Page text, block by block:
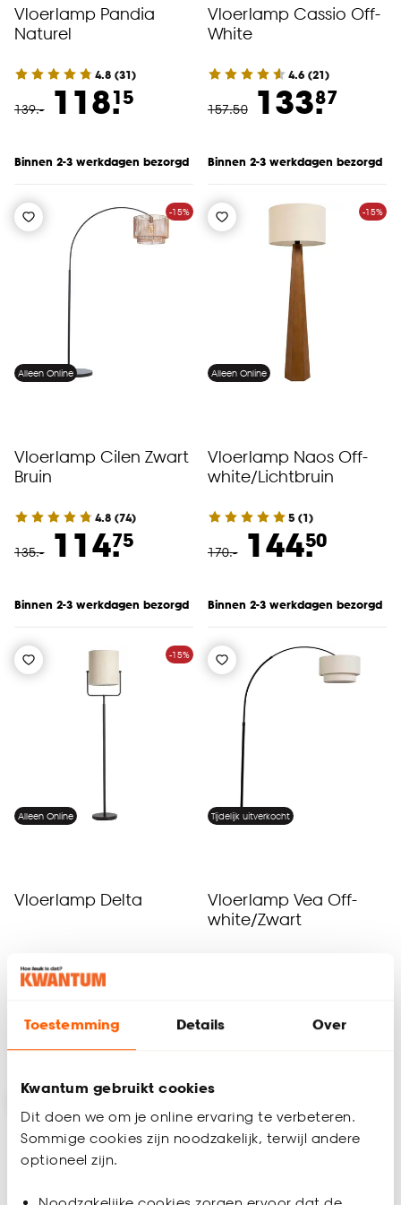
Toestemming Details Over
Kwantum gebruikt cookies
Dit doen we om je online ervaring te verbeteren.
Sommige cookies zijn noodzakelijk, terwijl andere
optioneel zijn.
Vloerlamp Pandia
Naturel
4.8 (31)
139.- 118.15
Binnen 2-3 werkdagen bezorgd
Vloerlamp Cassio Off-
White
4.6 (21)
157.50 133.87
Binnen 2-3 werkdagen bezorgd
-15%
Alleen Online
Vloerlamp Cilen Zwart
Bruin
4.8 (74)
135.- 114.75
Binnen 2-3 werkdagen bezorgd
-15%
Alleen Online
Vloerlamp Naos Off-
white/Lichtbruin
5 (1)
170.- 144.50
Binnen 2-3 werkdagen bezorgd
-15%
Alleen Online
Vloerlamp Delta
87.12
Binnen 2-3 werkdagen bezorgd
Tijdelijk uitverkocht
Vloerlamp Vea Off-
white/Zwart